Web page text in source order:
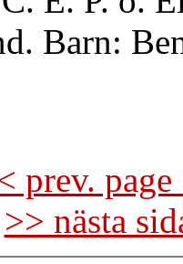
Barn:
prev.
>> nästa